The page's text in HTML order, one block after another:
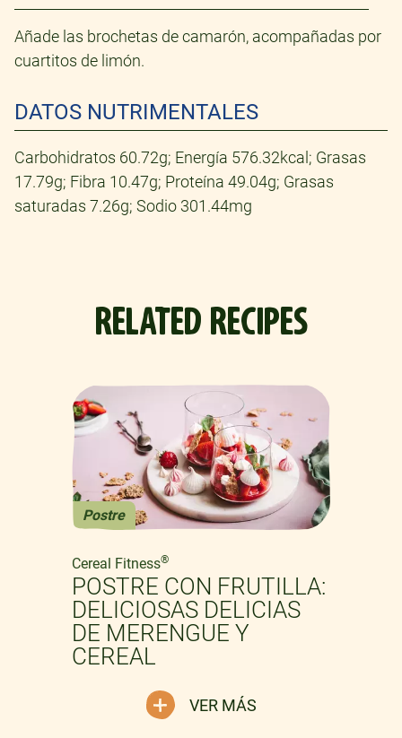
Añade las brochetas de camarón, acompañadas por
cuartitos de limón.
DATOS NUTRIMENTALES
Carbohidratos 60.72g; Energía 576.32kcal; Grasas
17.79g; Fibra 10.47g; Proteína 49.04g; Grasas
saturadas 7.26g; Sodio 301.44mg
RELATED RECIPES
Postre
Cereal Fitness®
POSTRE CON FRUTILLA:
DELICIOSAS DELICIAS
DE MERENGUE Y
CEREAL
VER MÁS